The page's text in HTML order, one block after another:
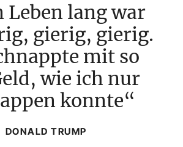
Leben lang war
gierig, gierig.
mit so
wie ich nur
konnte
DONALD TRUMP